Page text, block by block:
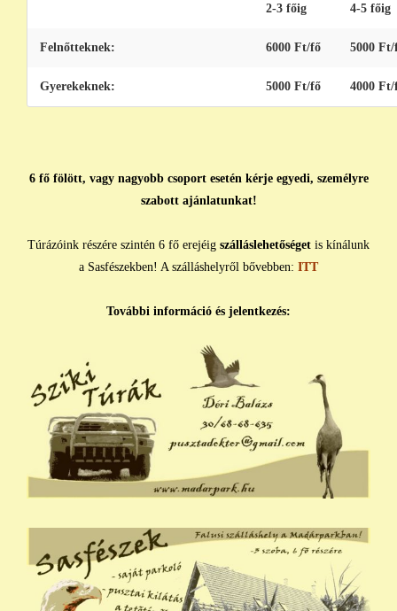
2-3 főig 4-5 főig
Felnőtteknek: 6000 Ft/fő 5000 Ft/
Gyerekeknek: 5000 Ft/fő 4000 Ft/
6 fő fölött, vagy nagyobb csoport esetén kérje egyedi, személyre
szabott ajánlatunkat!
Túrázóink részére szintén 6 fő erejéig szálláslehetőséget is kínálunk
a Sasfészekben! A szálláshelyről bővebben: ITT
További információ és jelentkezés: